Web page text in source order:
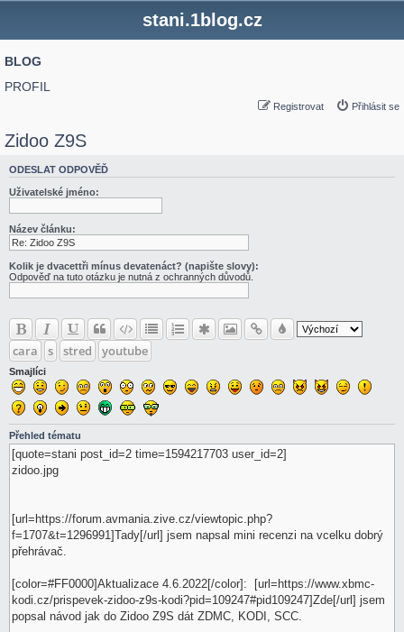
stani.1blog.cz
BLOG
PROFIL
Registrovat Přihlásit se
Zidoo Z9S
ODESLAT ODPOVĚĎ
Uživatelské jméno:
Název článku:
Kolik je dvacettři mínus devatenáct? (napište slovy):
Odpověď na tuto otázku je nutná z ochranných důvodů.
cara s stred youtube
Smajlíci
Přehled tématu